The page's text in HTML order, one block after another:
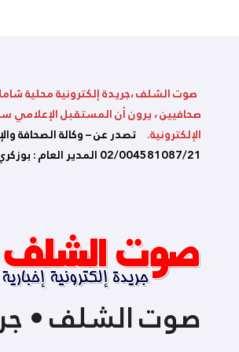
صوت الشلف ،جريدة إلكترونية محلية
صحافيين ، يرون أن المستقبل الإعلامي
الإلكترونية. تصدر عن – وكالة الصحافة
02/004581087/21 المدير العام : بوزكري عبد الرحمان.
صوت الشلف •